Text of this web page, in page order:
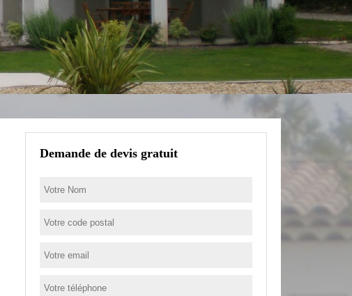
Demande de devis gratuit